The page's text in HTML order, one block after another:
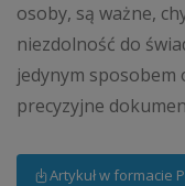
osoby, są ważne,
niezdolność do
jedynym sposobem
precyzyjne
Artykuł w formacie